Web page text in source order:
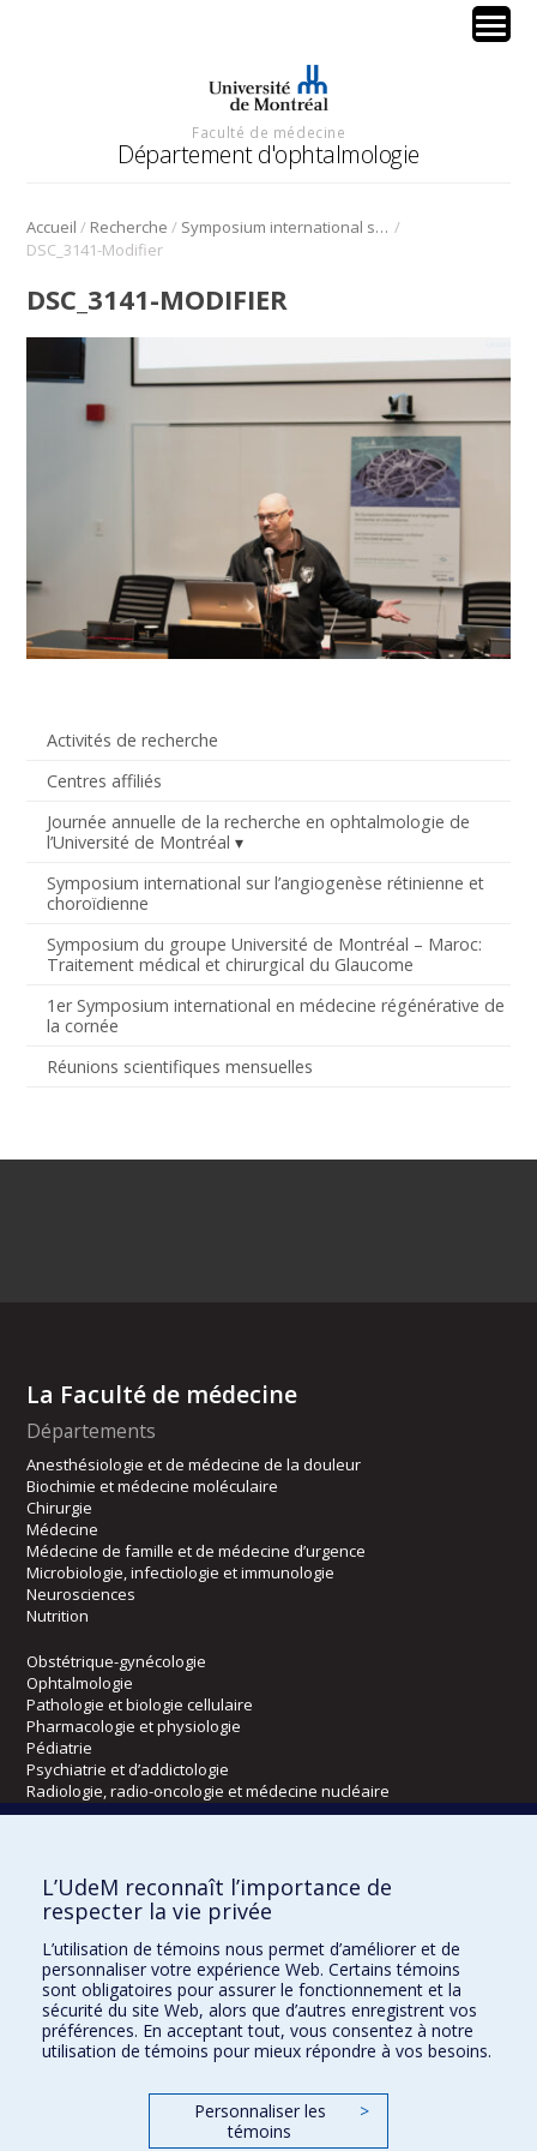
Faculté de médecine
Département d'ophtalmologie
Accueil / Recherche / Symposium international sur l’angiogenèse rétinienne et choroïdienne /
DSC_3141-Modifier
Activités de recherche
Centres affiliés
Journée annuelle de la recherche en ophtalmologie de
l’Université de Montréal
Symposium international sur l’angiogenèse rétinienne et
choroïdienne
Symposium du groupe Université de Montréal – Maroc:
Traitement médical et chirurgical du Glaucome
1er Symposium international en médecine régénérative de
la cornée
Réunions scientifiques mensuelles
DSC_3141-MODIFIER
La Faculté de médecine
Départements
Anesthésiologie et de médecine de la douleur
Biochimie et médecine moléculaire
Chirurgie
Médecine
Médecine de famille et de médecine d’urgence
Microbiologie, infectiologie et immunologie
Neurosciences
Nutrition
Obstétrique-gynécologie
Ophtalmologie
Pathologie et biologie cellulaire
Pharmacologie et physiologie
Pédiatrie
Psychiatrie et d’addictologie
Radiologie, radio-oncologie et médecine nucléaire
Kinésiologie et des sciences de l’activité physique
Orthophonie et audiologie
Réadaptation
Directions
DPC
CPASS
L’UdeM reconnaît l’importance de
respecter la vie privée
L’utilisation de témoins nous permet d’améliorer et de
personnaliser votre expérience Web. Certains témoins
sont obligatoires pour assurer le fonctionnement et la
sécurité du site Web, alors que d’autres enregistrent vos
préférences. En acceptant tout, vous consentez à notre
utilisation de témoins pour mieux répondre à vos besoins.
Personnaliser les
témoins
>